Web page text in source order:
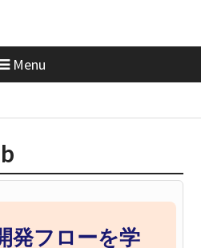
基本構成からサービス連携まで
まるっと解説
AWS SAA 学習で一番使った本と
×Udemy問題集
GitHubの開発フローを学ぼ
う！：コンフリクトが起きたと
Menu
発フローを学